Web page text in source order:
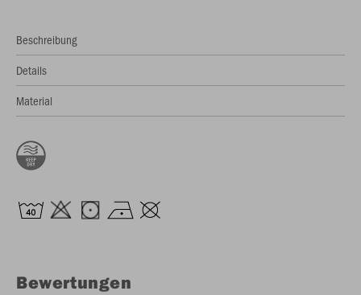
Beschreibung
Details
Material
Bewertungen